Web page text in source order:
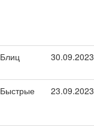
Блиц 30.09.2023
Быстрые 23.09.2023